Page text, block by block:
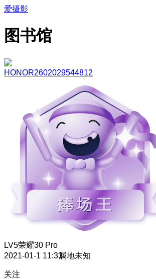
爱摄影
图书馆
HONOR2602029544812
LV5荣耀30 Pro
2021-01-1 11:33属地未知
关注